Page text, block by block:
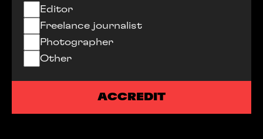
Editor
Freelance journalist
Photographer
Other
ACCREDIT
ACCREDIT